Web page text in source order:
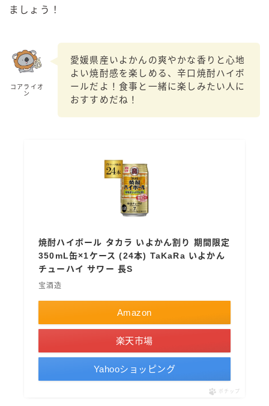
タカラCANチューハイ
極上レモンサワー
極上フルーツサワー
合同酒精
Amazon
ましょう！
コアライオ
ン
愛媛県産いよかんの爽やかな香りと心地
よい焼酎感を楽しめる、辛口焼酎ハイボ
ールだよ！食事と一緒に楽しみたい人に
おすすめだね！
焼酎ハイボール タカラ いよかん割り 期間限定
350mL缶×1ケース (24本) TaKaRa いよかん
チューハイ サワー 長S
宝酒造
Amazon
楽天市場
Yahooショッピング
ポチップ